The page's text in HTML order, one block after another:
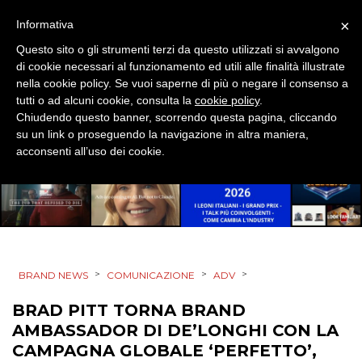
DATI
RICERCHE
PREVISIONI/SCENARI
TREND
CASE HISTORY
BRAND NEWS > COMUNICAZIONE > ADV >
BRAD PITT TORNA BRAND
AMBASSADOR DI DE’LONGHI CON LA
CAMPAGNA GLOBALE ‘PERFETTO’,
×
Informativa
Questo sito o gli strumenti terzi da questo utilizzati si avvalgono
di cookie necessari al funzionamento ed utili alle finalità illustrate
nella cookie policy. Se vuoi saperne di più o negare il consenso a
tutti o ad alcuni cookie, consulta la cookie policy.
Chiudendo questo banner, scorrendo questa pagina, cliccando
su un link o proseguendo la navigazione in altra maniera,
acconsenti all’uso dei cookie.